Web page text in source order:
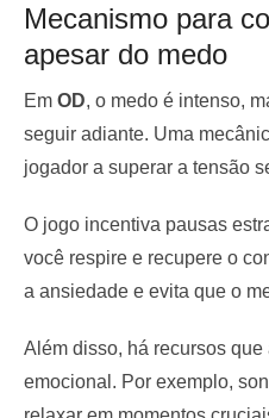
Mecanismo para
apesar do medo
Em OD, o medo é intenso,
seguir adiante. Uma
jogador a superar a tensão
O jogo incentiva pausas
você respire e recupere o
a ansiedade e evita que o
Além disso, há recursos
emocional. Por exemplo,